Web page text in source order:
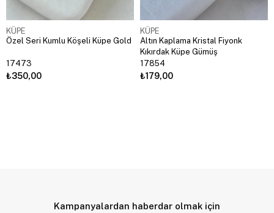
KÜPE
Özel Seri Kumlu Köşeli Küpe Gold
17473
₺350,00
KÜPE
Altın Kaplama Kristal Fiyonk
Kıkırdak Küpe Gümüş
17854
₺179,00
Kampanyalardan haberdar olmak için